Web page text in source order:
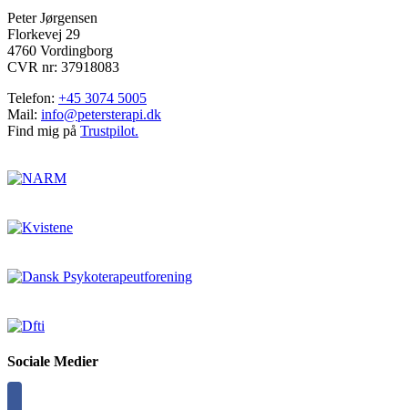
Peter Jørgensen
Florkevej 29
4760 Vordingborg
CVR nr: 37918083
Telefon: +45 3074 5005
Mail: info@petersterapi.dk
Find mig på Trustpilot.
Sociale Medier